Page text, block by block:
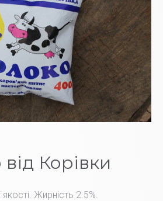
Корівки
Жирність 2.5%.